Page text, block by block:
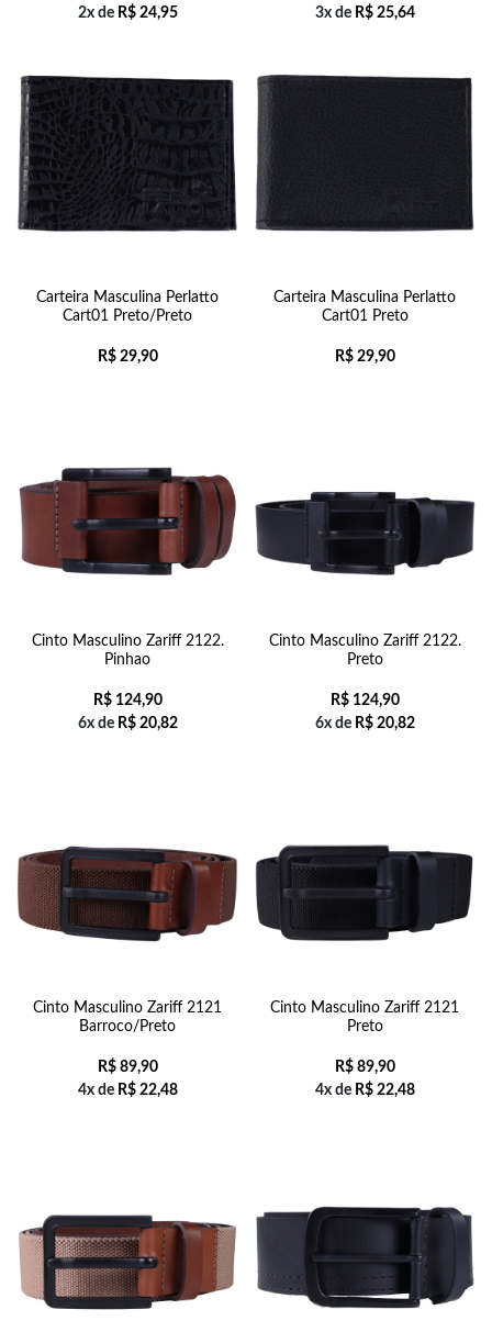
2x de R$24,95 3x de R$25,64
Carteira Masculina Perlatto
Cart01 Preto/Preto
R$29,90
Carteira Masculina Perlatto
Cart01 Preto
R$29,90
Cinto Masculino Zariff 2122.
Pinhao
R$124,90
6x de R$20,82
Cinto Masculino Zariff 2122.
Preto
R$124,90
6x de R$20,82
Cinto Masculino Zariff 2121
Barroco/Preto
R$89,90
4x de R$22,48
Cinto Masculino Zariff 2121
Preto
R$89,90
4x de R$22,48